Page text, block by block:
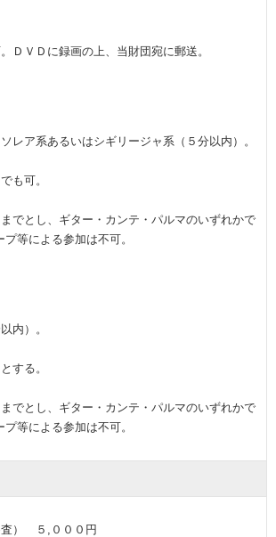
ＤＶＤに録画の上、当財団宛に郵送。
レア系あるいはシギリージャ系（５分以内）。
も可。
でとし、ギター・カンテ・パルマのいずれかで
等による参加は不可。
内）。
する。
でとし、ギター・カンテ・パルマのいずれかで
等による参加は不可。
査） ５,０００円